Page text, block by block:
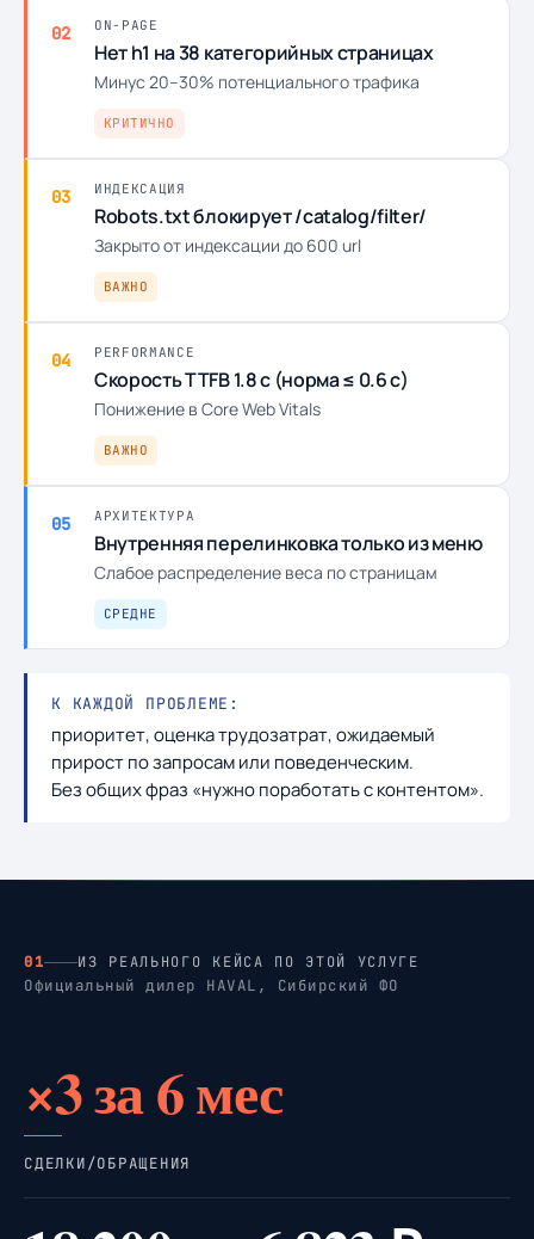
02 ON-PAGE
Нет h1 на 38 категорийных страницах
Минус 20–30% потенциального трафика
КРИТИЧНО
03 ИНДЕКСАЦИЯ
Robots.txt блокирует /catalog/filter/
Закрыто от индексации до 600 url
ВАЖНО
04 PERFORMANCE
Скорость TTFB 1.8 с (норма ≤ 0.6 с)
Понижение в Core Web Vitals
ВАЖНО
05 АРХИТЕКТУРА
Внутренняя перелинковка только из меню
Слабое распределение веса по страницам
СРЕДНЕ
К КАЖДОЙ ПРОБЛЕМЕ:
приоритет, оценка трудозатрат, ожидаемый
прирост по запросам или поведенческим.
Без общих фраз «нужно поработать с контентом».
01 ИЗ РЕАЛЬНОГО КЕЙСА ПО ЭТОЙ УСЛУГЕ
Официальный дилер HAVAL, Сибирский ФО
×3 за 6 мес
СДЕЛКИ/ОБРАЩЕНИЯ